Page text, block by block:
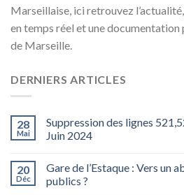
Marseillaise, ici retrouvez
en temps réel et une
de Marseille.
DERNIERS ARTICLES
28
Mai
Suppression des lignes
Juin 2024
20
Déc
Gare de l’Estaque : Vers un
publics ?